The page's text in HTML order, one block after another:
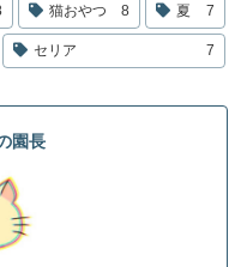
猫おやつ 8 夏 7
セリア 7
園長